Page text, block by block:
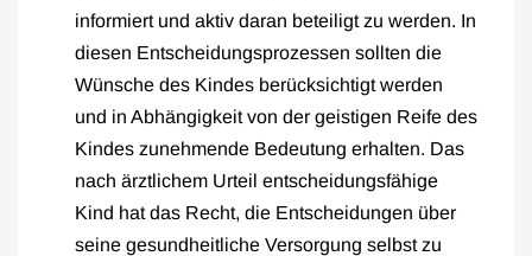
informiert und aktiv daran beteiligt zu werden. In
diesen Entscheidungsprozessen sollten die
Wünsche des Kindes berücksichtigt werden
und in Abhängigkeit von der geistigen Reife des
Kindes zunehmende Bedeutung erhalten. Das
nach ärztlichem Urteil entscheidungsfähige
Kind hat das Recht, die Entscheidungen über
seine gesundheitliche Versorgung selbst zu